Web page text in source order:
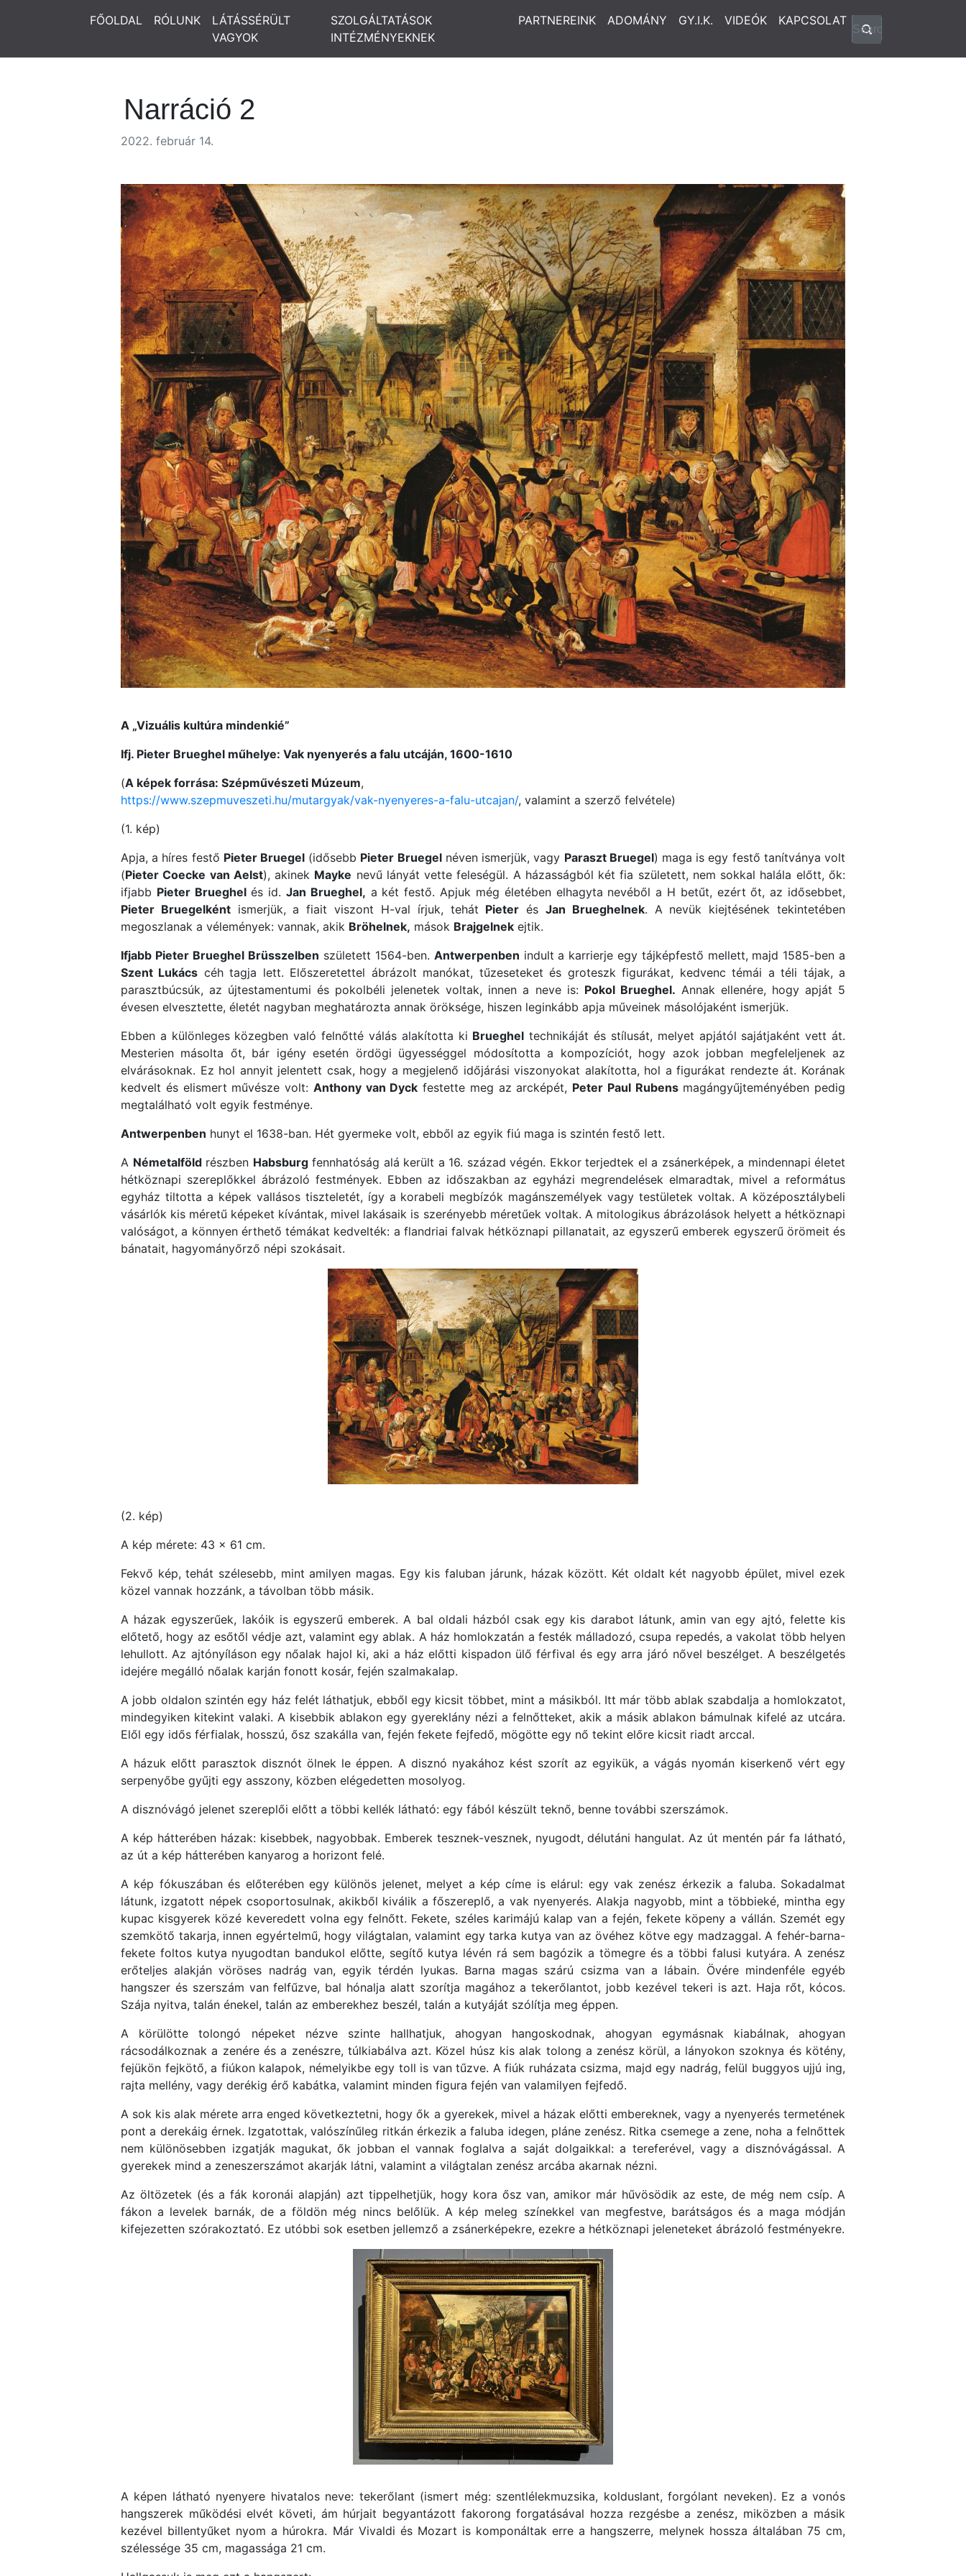
FŐOLDAL RÓLUNK
LÁTÁSSÉRÜLT
VAGYOK
SZOLGÁLTATÁSOK
INTÉZMÉNYEKNEK
PARTNEREINK ADOMÁNY GY.I.K. VIDEÓK KAPCSOLAT
Narráció 2
2022. február 14.
A „Vizuális kultúra mindenkié”
Ifj. Pieter Brueghel műhelye: Vak nyenyerés a falu utcáján, 1600-1610
(A képek forrása: Szépművészeti Múzeum,
https://www.szepmuveszeti.hu/mutargyak/vak-nyenyeres-a-falu-utcajan/, valamint a szerző felvétele)
(1. kép)
Apja, a híres festő Pieter Bruegel (idősebb Pieter Bruegelnéven ismerjük, vagy Paraszt Bruegel) maga is egy festő tanítványa volt
(Pieter Coecke van Aelst), akinek Mayke nevű lányát vette feleségül. A házasságból két fia született, nem sokkal halála előtt, ők:
ifjabb Pieter Brueghelés id.Jan Brueghel, a két festő. Apjuk még életében elhagyta nevéből a H betűt, ezért őt, az idősebbet,
Pieter Bruegelkéntismerjük, a fiait viszont H-val írjuk, tehát Pieter és Jan Brueghelnek. A nevük kiejtésének tekintetében
megoszlanak a vélemények: vannak, akik Bröhelnek, mások Brajgelnek ejtik.
Ifjabb Pieter Brueghel Brüsszelben született 1564-ben. Antwerpenben indult a karrierje egy tájképfestő mellett, majd 1585-ben a
Szent Lukács céh tagja lett. Előszeretettel ábrázolt manókat, tűzeseteket és groteszk figurákat, kedvenc témái a téli tájak, a
parasztbúcsúk, az újtestamentumi és pokolbéli jelenetek voltak, innen a neve is: Pokol Brueghel. Annak ellenére, hogy apját 5
évesen elvesztette, életét nagyban meghatározta annak öröksége, hiszen leginkább apja műveinek másolójaként ismerjük.
Ebben a különleges közegben való felnőtté válás alakította ki Brueghel technikáját és stílusát, melyet apjától sajátjaként vett át.
Mesterien másolta őt, bár igény esetén ördögi ügyességgel módosította a kompozíciót, hogy azok jobban megfeleljenek az
elvárásoknak. Ez hol annyit jelentett csak, hogy a megjelenő időjárási viszonyokat alakította, hol a figurákat rendezte át. Korának
kedvelt és elismert művésze volt: Anthony van Dyck festette meg az arcképét, Peter Paul Rubensmagángyűjteményében pedig
megtalálható volt egyik festménye.
Antwerpenben hunyt el 1638-ban. Hét gyermeke volt, ebből az egyik fiú maga is szintén festő lett.
A Németalföldrészben Habsburgfennhatóság alá került a 16. század végén. Ekkor terjedtek el a zsánerképek, a mindennapi életet
hétköznapi szereplőkkel ábrázoló festmények. Ebben az időszakban az egyházi megrendelések elmaradtak, mivel a református
egyház tiltotta a képek vallásos tiszteletét, így a korabeli megbízók magánszemélyek vagy testületek voltak. A középosztálybeli
vásárlók kis méretű képeket kívántak, mivel lakásaik is szerényebb méretűek voltak. A mitologikus ábrázolások helyett a hétköznapi
valóságot, a könnyen érthető témákat kedvelték: a flandriai falvak hétköznapi pillanatait, az egyszerű emberek egyszerű örömeit és
bánatait, hagyományőrző népi szokásait.
(2. kép)
A kép mérete: 43 x 61 cm.
Fekvő kép, tehát szélesebb, mint amilyen magas. Egy kis faluban járunk, házak között. Két oldalt két nagyobb épület, mivel ezek
közel vannak hozzánk, a távolban több másik.
A házak egyszerűek, lakóik is egyszerű emberek. A bal oldali házból csak egy kis darabot látunk, amin van egy ajtó, felette kis
előtető, hogy az esőtől védje azt, valamint egy ablak. A ház homlokzatán a festék málladozó, csupa repedés, a vakolat több helyen
lehullott. Az ajtónyíláson egy nőalak hajol ki, aki a ház előtti kispadon ülő férfival és egy arra járó nővel beszélget. A beszélgetés
idejére megálló nőalak karján fonott kosár, fején szalmakalap.
A jobb oldalon szintén egy ház felét láthatjuk, ebből egy kicsit többet, mint a másikból. Itt már több ablak szabdalja a homlokzatot,
mindegyiken kitekint valaki. A kisebbik ablakon egy gyereklány nézi a felnőtteket, akik a másik ablakon bámulnak kifelé az utcára.
Elől egy idős férfialak, hosszú, ősz szakálla van, fején fekete fejfedő, mögötte egy nő tekint előre kicsit riadt arccal.
A házuk előtt parasztok disznót ölnek le éppen. A disznó nyakához kést szorít az egyikük, a vágás nyomán kiserkenő vért egy
serpenyőbe gyűjti egy asszony, közben elégedetten mosolyog.
A disznóvágó jelenet szereplői előtt a többi kellék látható: egy fából készült teknő, benne további szerszámok.
A kép hátterében házak: kisebbek, nagyobbak. Emberek tesznek-vesznek, nyugodt, délutáni hangulat. Az út mentén pár fa látható,
az út a kép hátterében kanyarog a horizont felé.
A kép fókuszában és előterében egy különös jelenet, melyet a kép címe is elárul: egy vak zenész érkezik a faluba. Sokadalmat
látunk, izgatott népek csoportosulnak, akikből kiválik a főszereplő, a vak nyenyerés. Alakja nagyobb, mint a többieké, mintha egy
kupac kisgyerek közé keveredett volna egy felnőtt. Fekete, széles karimájú kalap van a fején, fekete köpeny a vállán. Szemét egy
szemkötő takarja, innen egyértelmű, hogy világtalan, valamint egy tarka kutya van az övéhez kötve egy madzaggal. A fehér-barna-
fekete foltos kutya nyugodtan bandukol előtte, segítő kutya lévén rá sem bagózik a tömegre és a többi falusi kutyára. A zenész
erőteljes alakján vöröses nadrág van, egyik térdén lyukas. Barna magas szárú csizma van a lábain. Övére mindenféle egyéb
hangszer és szerszám van felfűzve, bal hónalja alatt szorítja magához a tekerőlantot, jobb kezével tekeri is azt. Haja rőt, kócos.
Szája nyitva, talán énekel, talán az emberekhez beszél, talán a kutyáját szólítja meg éppen.
A körülötte tolongó népeket nézve szinte hallhatjuk, ahogyan hangoskodnak, ahogyan egymásnak kiabálnak, ahogyan
rácsodálkoznak a zenére és a zenészre, túlkiabálva azt. Közel húsz kis alak tolong a zenész körül, a lányokon szoknya és kötény,
fejükön fejkötő, a fiúkon kalapok, némelyikbe egy toll is van tűzve. A fiúk ruházata csizma, majd egy nadrág, felül buggyos ujjú ing,
rajta mellény, vagy derékig érő kabátka, valamint minden figura fején van valamilyen fejfedő.
A sok kis alak mérete arra enged következtetni, hogy ők a gyerekek, mivel a házak előtti embereknek, vagy a nyenyerés termetének
pont a derekáig érnek. Izgatottak, valószínűleg ritkán érkezik a faluba idegen, pláne zenész. Ritka csemege a zene, noha a felnőttek
nem különösebben izgatják magukat, ők jobban el vannak foglalva a saját dolgaikkal: a tereferével, vagy a disznóvágással. A
gyerekek mind a zeneszerszámot akarják látni, valamint a világtalan zenész arcába akarnak nézni.
Az öltözetek (és a fák koronái alapján) azt tippelhetjük, hogy kora ősz van, amikor már hűvösödik az este, de még nem csíp. A
fákon a levelek barnák, de a földön még nincs belőlük. A kép meleg színekkel van megfestve, barátságos és a maga módján
kifejezetten szórakoztató. Ez utóbbi sok esetben jellemző a zsánerképekre, ezekre a hétköznapi jeleneteket ábrázoló festményekre.
A képen látható nyenyere hivatalos neve: tekerőlant (ismert még: szentlélekmuzsika, kolduslant, forgólant neveken). Ez a vonós
hangszerek működési elvét követi, ám húrjait begyantázott fakorong forgatásával hozza rezgésbe a zenész, miközben a másik
kezével billentyűket nyom a húrokra. Már Vivaldi és Mozart is komponáltak erre a hangszerre, melynek hossza általában 75 cm,
szélessége 35 cm, magassága 21 cm.